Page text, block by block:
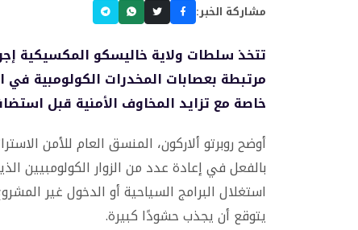
مشاركة الخبر:
تتخذ سلطات ولاية خاليسكو المكسيكية
خاصة مع تزايد المخاوف الأمنية قبل
أوضح روبرتو ألاركون، المنسق العام للأمن
بالفعل في إعادة عدد من الزوار الكولومبيين
استغلال البرامج السياحية أو الدخول غير
يتوقع أن يجذب حشودًا كبيرة.